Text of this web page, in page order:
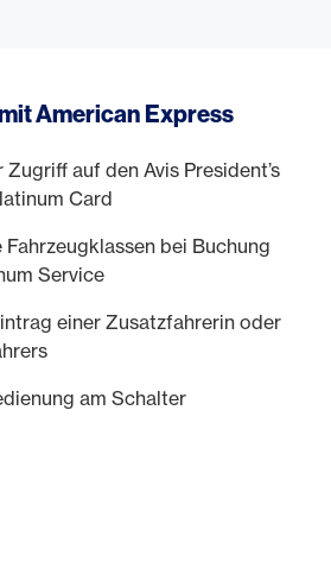
American Express
auf den Avis President’s
Card
bei Buchung
Service
einer Zusatzfahrerin oder
am Schalter